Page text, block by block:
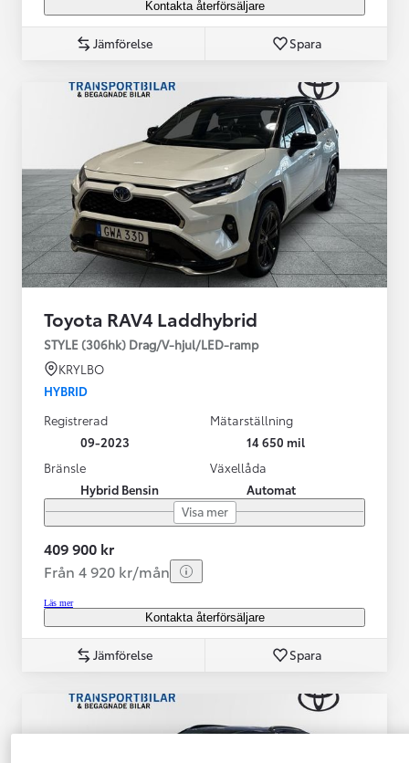
Kontakta återförsäljare
Jämförelse Spara
Toyota RAV4 Laddhybrid
STYLE (306hk) Drag/V-hjul/LED-ramp
KRYLBO
HYBRID
Registrerad
09-2023
Mätarställning
14 650 mil
Bränsle
Hybrid Bensin
Växellåda
Automat
Visa mer
409 900 kr
Från 4 920 kr/mån
Läs mer
Kontakta återförsäljare
Jämförelse Spara